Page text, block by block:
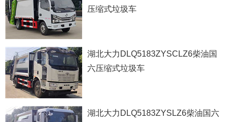
压缩式垃圾车
湖北大力DLQ5183ZYSCLZ6柴油国
六压缩式垃圾车
湖北大力DLQ5183ZYSLZ6柴油国六